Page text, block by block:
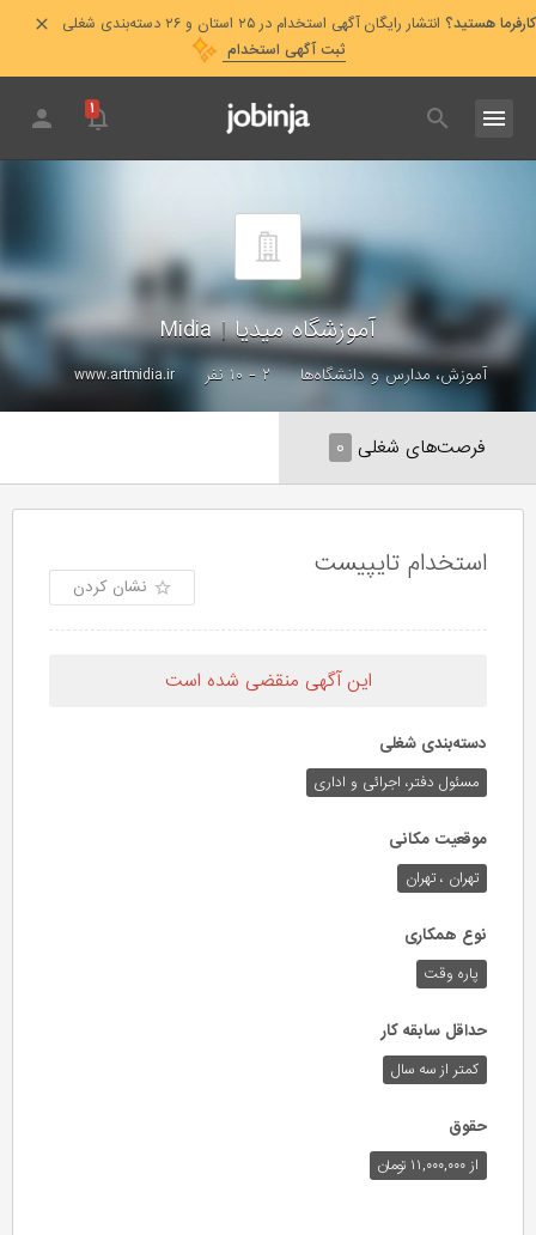
کارفرما هستید؟ انتشار رایگان آگهی استخدام در ۲۵ استان و ۲۶ دسته‌بندی شغلی
ثبت آگهی استخدام
۱
آموزشگاه میدیا|
Midia
آموزش، مدارس و دانشگاه‌ها ۲ - ۱۰ نفر www.artmidia.ir
فرصت‌های شغلی ۰
استخدام تایپیست
نشان کردن
این آگهی منقضی شده است
دسته‌بندی شغلی
مسئول دفتر، اجرائی و اداری
موقعیت مکانی
تهران ، تهران
نوع همکاری
پاره وقت
حداقل سابقه کار
کمتر از سه سال
حقوق
از ۱۱,۰۰۰,۰۰۰ تومان